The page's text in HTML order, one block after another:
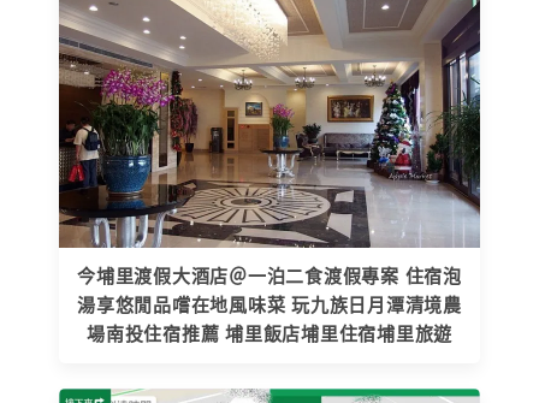
今埔里渡假大酒店＠一泊二食渡假專案 住宿泡
湯享悠閒品嚐在地風味菜 玩九族日月潭清境農
場南投住宿推薦 埔里飯店埔里住宿埔里旅遊